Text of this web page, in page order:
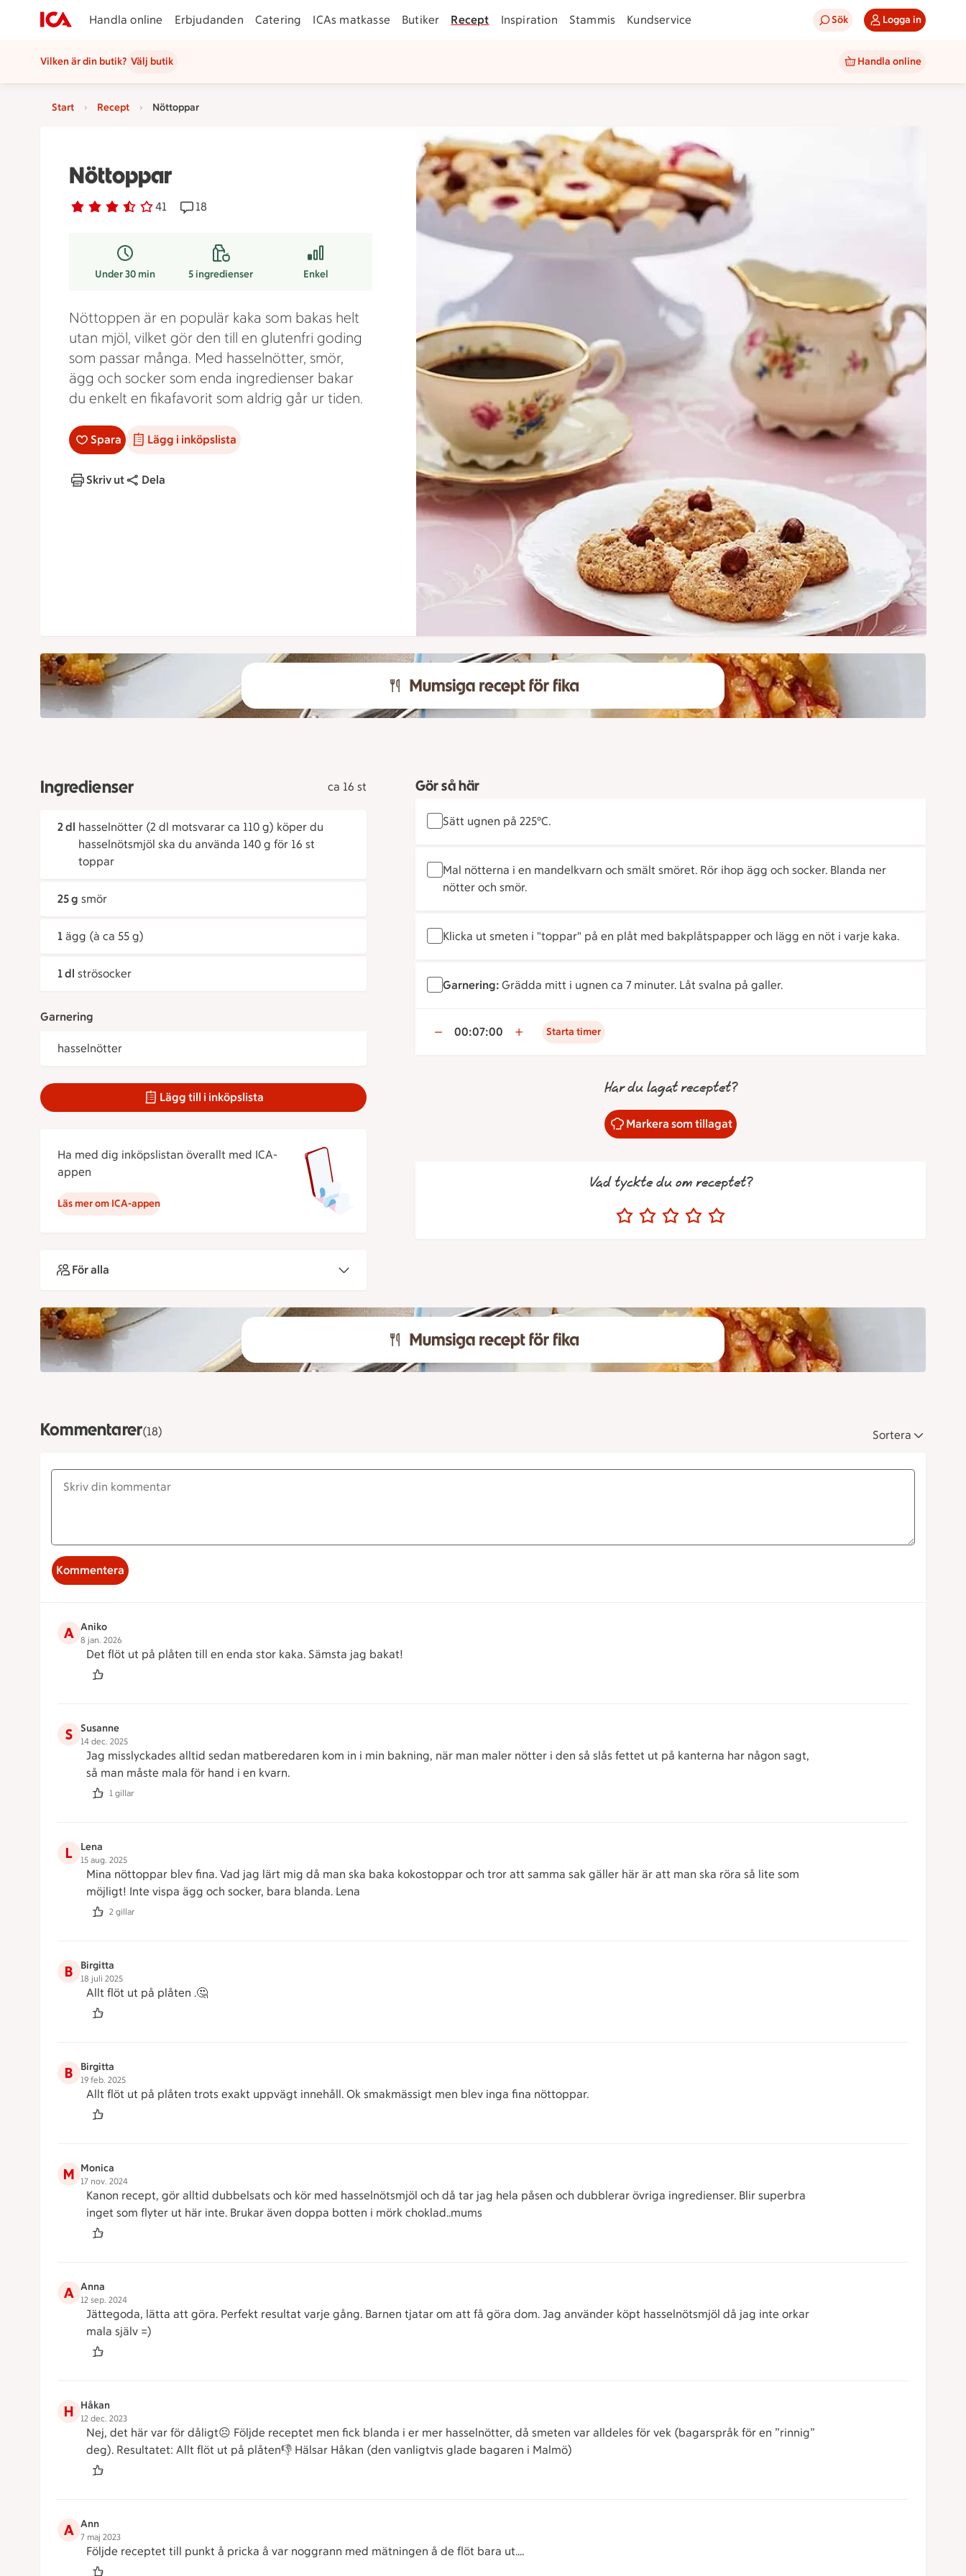
Handla online Erbjudanden Catering ICAs matkasse Butiker Recept Inspiration Stammis Kundservice Sök Logga in
Vilken är din butik? Välj butik Handla online
Start Recept Nöttoppar
Nöttoppar
Betyg 3.3 av 5. 41
41 personer har röstatReceptet har 18 kommentarer
18
Under 30 min 5ingredienser Enkel
Nöttoppen är en populär kaka som bakas helt
utan mjöl, vilket gör den till en glutenfri goding
som passar många. Med hasselnötter, smör,
ägg och socker som enda ingredienser bakar
du enkelt en fikafavorit som aldrig går ur tiden.
Spara Lägg i inköpslista
Skriv ut Dela
Ingredienser ca 16 st
2 dl hasselnötter (2 dl motsvarar ca 110 g) köper du
hasselnötsmjöl ska du använda 140 g för 16 st
toppar
25 g smör
1 ägg (à ca 55 g)
1 dl strösocker
Garnering
hasselnötter
Lägg till i inköpslista
Ha med dig inköpslistan överallt med ICA-
appen
Läs mer om ICA-appen
För alla
Gör så här
Sätt ugnen på 225°C.
Mal nötterna i en mandelkvarn och smält smöret. Rör ihop ägg och socker. Blanda ner
nötter och smör.
Klicka ut smeten i "toppar" på en plåt med bakplåtspapper och lägg en nöt i varje kaka.
Garnering: Grädda mitt i ugnen ca 7 minuter. Låt svalna på galler.
00:07:00 Starta timer
Har du lagat receptet?
Markera som tillagat
Vad tyckte du om receptet?
Kommentarer(18) Sortera
Kommentera
A Aniko
8 jan. 2026
Det flöt ut på plåten till en enda stor kaka. Sämsta jag bakat!
S Susanne
14 dec. 2025
Jag misslyckades alltid sedan matberedaren kom in i min bakning, när man maler nötter i den så slås fettet ut på kanterna har någon sagt,
så man måste mala för hand i en kvarn.
1 gillar
L Lena
15 aug. 2025
Mina nöttoppar blev fina. Vad jag lärt mig då man ska baka kokostoppar och tror att samma sak gäller här är att man ska röra så lite som
möjligt! Inte vispa ägg och socker, bara blanda. Lena
2 gillar
B Birgitta
18 juli 2025
Allt flöt ut på plåten .🤔
B Birgitta
19 feb. 2025
Allt flöt ut på plåten trots exakt uppvägt innehåll. Ok smakmässigt men blev inga fina nöttoppar.
M Monica
17 nov. 2024
Kanon recept, gör alltid dubbelsats och kör med hasselnötsmjöl och då tar jag hela påsen och dubblerar övriga ingredienser. Blir superbra
inget som flyter ut här inte. Brukar även doppa botten i mörk choklad..mums
A Anna
12 sep. 2024
Jättegoda, lätta att göra. Perfekt resultat varje gång. Barnen tjatar om att få göra dom. Jag använder köpt hasselnötsmjöl då jag inte orkar
mala själv =)
H Håkan
12 dec. 2023
Nej, det här var för dåligt☹️ Följde receptet men fick blanda i er mer hasselnötter, då smeten var alldeles för vek (bagarspråk för en ”rinnig”
deg). Resultatet: Allt flöt ut på plåten👎 Hälsar Håkan (den vanligtvis glade bagaren i Malmö)
A Ann
7 maj 2023
Följde receptet till punkt å pricka å var noggrann med mätningen å de flöt bara ut....